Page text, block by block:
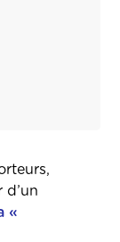
d’un
«